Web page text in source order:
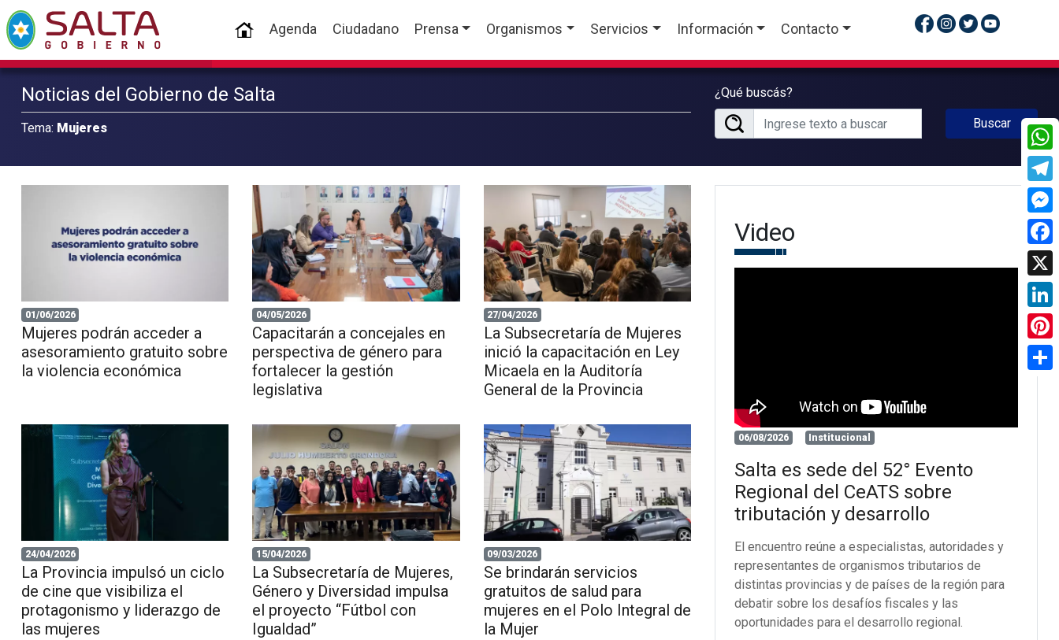
(current)
Agenda Ciudadano Prensa Organismos Servicios Información Contacto
Noticias del Gobierno de Salta
Tema: Mujeres
¿Qué buscás?
Buscar
01/06/2026
Mujeres podrán acceder a
asesoramiento gratuito sobre
la violencia económica
04/05/2026
Capacitarán a concejales en
perspectiva de género para
fortalecer la gestión
legislativa
27/04/2026
La Subsecretaría de Mujeres
inició la capacitación en Ley
Micaela en la Auditoría
General de la Provincia
24/04/2026
La Provincia impulsó un ciclo
de cine que visibiliza el
protagonismo y liderazgo de
las mujeres
15/04/2026
La Subsecretaría de Mujeres,
Género y Diversidad impulsa
el proyecto “Fútbol con
Igualdad”
09/03/2026
Se brindarán servicios
gratuitos de salud para
mujeres en el Polo Integral de
la Mujer
Video
06/08/2026 Institucional
Salta es sede del 52° Evento
Regional del CeATS sobre
tributación y desarrollo
El encuentro reúne a especialistas, autoridades y
representantes de organismos tributarios de
distintas provincias y de países de la región para
debatir sobre los desafíos fiscales y las
oportunidades para el desarrollo regional.
X